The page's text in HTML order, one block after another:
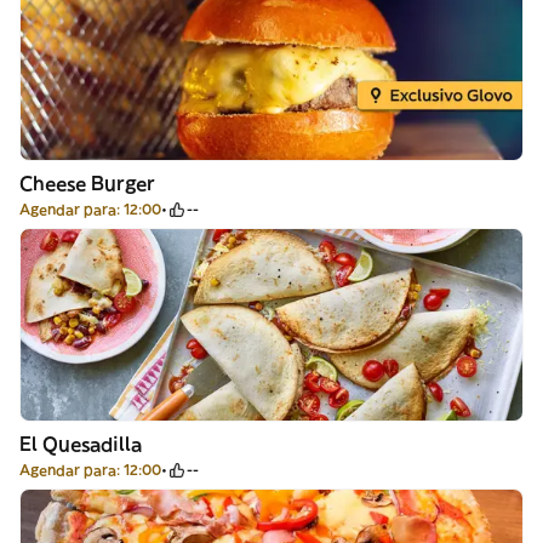
Cheese Burger
Agendar para: 12:00 --
El Quesadilla
Agendar para: 12:00 --